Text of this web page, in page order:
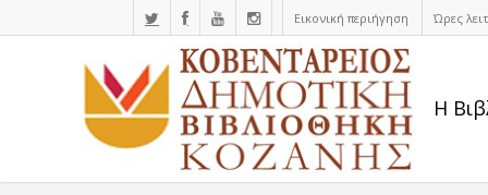
Εικονική περιήγηση Ώρες
Η